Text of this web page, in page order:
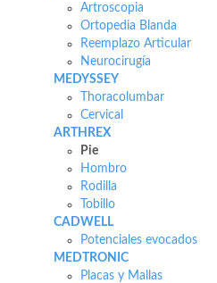
Artroscopia
Ortopedia Blanda
Reemplazo Articular
Neurocirugía
MEDYSSEY
Thoracolumbar
Cervical
ARTHREX
Pie
Hombro
Rodilla
Tobillo
CADWELL
Potenciales evocados
MEDTRONIC
Placas y Mallas